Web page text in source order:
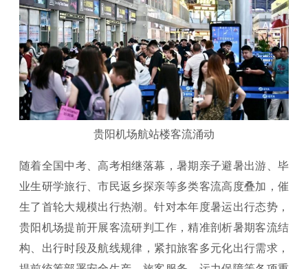
贵阳机场航站楼客流涌动
随着全国中考、高考相继落幕，暑期亲子避暑出游、毕
业生研学旅行、市民返乡探亲等多类客流高度叠加，催
生了首轮大规模出行热潮。针对本年度暑运出行态势，
贵阳机场提前开展客流研判工作，精准剖析暑期客流结
构、出行时段及航线规律，紧扣旅客多元化出行需求，